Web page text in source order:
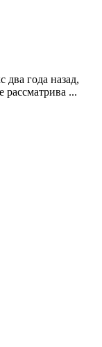
два года назад,
рассматрива ...